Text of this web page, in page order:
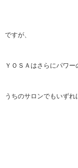
ですが、
ＹＯＳＡはさらにパワー
うちのサロンでもいずれ